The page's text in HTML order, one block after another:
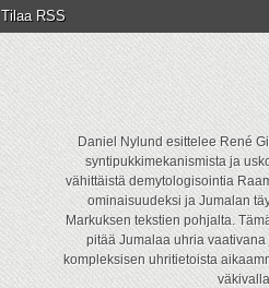
Tilaa RSS
Daniel Nylund esittelee René
syntipukkimekanismista ja
vähittäistä demytologisointia
ominaisuudeksi ja Jumalan
Markuksen tekstien pohjalta.
pitää Jumalaa uhria
kompleksisen uhritietoista